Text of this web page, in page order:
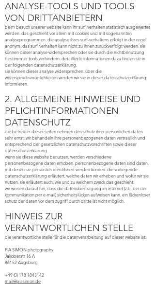
ANALYSE-TOOLS UND TOOLS
VON DRITTANBIETERN
beim besuch unserer website kann ihr surf-verhalten statistisch ausgewertet
werden. das geschieht vor allem mit cookies und mit sogenannten
analyseprogrammen. die analyse ihres surf-verhaltens erfolgt in der regel
anonym; das surf-verhalten kann nicht zu ihnen zurückverfolgt werden. sie
können dieser analyse widersprechen oder sie durch die nichtbenutzung
bestimmter tools verhindern. detaillierte informationen dazu finden sie in
der folgenden datenschutzerklärung.
sie können dieser analyse widersprechen. über die
widerspruchsmöglichkeiten werden wir sie in dieser datenschutzerklärung
informieren.
2. ALLGEMEINE HINWEISE UND
PFLICHTINFORMATIONEN
DATENSCHUTZ
die betreiber dieser seiten nehmen den schutz ihrer persönlichen daten
sehr ernst. wir behandeln ihre personenbezogenen daten vertraulich und
entsprechend der gesetzlichen datenschutzvorschriften sowie dieser
datenschutzerklärung.
wenn sie diese website benutzen, werden verschiedene
personenbezogene daten erhoben. personenbezogene daten sind daten,
mit denen sie persönlich identifiziert werden können. die vorliegende
datenschutzerklärung erläutert, welche daten wir erheben und wofür wir sie
nutzen. sie erläutert auch, wie und zu welchem zweck das geschieht.
wir weisen darauf hin, dass die datenübertragung im internet (z.b. bei der
kommunikation per e-mail) sicherheitslücken aufweisen kann. ein lückenloser
schutz der daten vor dem zugriff durch dritte ist nicht möglich.
HINWEIS ZUR
VERANTWORTLICHEN STELLE
die verantwortliche stelle für die datenverarbeitung auf dieser website ist:
PIA SIMON photography
Jakoberstr 16 A
86152 Augsburg
+49 (0) 178 1843142
mail@piasimon.de